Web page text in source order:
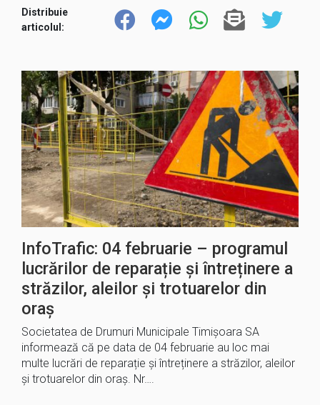
Distribuie
articolul:
InfoTrafic: 04 februarie – programul
lucrărilor de reparație și întreținere a
străzilor, aleilor și trotuarelor din
oraș
Societatea de Drumuri Municipale Timișoara SA
informează că pe data de 04 februarie au loc mai
multe lucrări de reparație și întreținere a străzilor, aleilor
și trotuarelor din oraș. Nr….